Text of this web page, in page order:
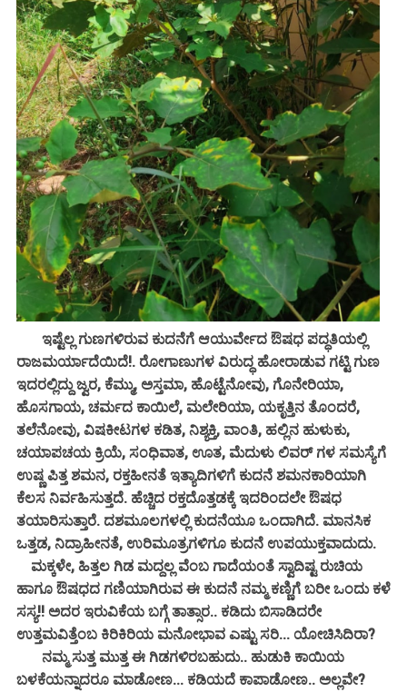
ಇಷ್ಟೆಲ್ಲ ಗುಣಗಳಿರುವ ಕುದನೆಗೆ ಆಯುರ್ವೇದ ಔಷಧ ಪದ್ಧತಿಯಲ್ಲಿ
ರಾಜಮರ್ಯಾದೆಯಿದೆ!. ರೋಗಾಣುಗಳ ವಿರುದ್ಧ ಹೋರಾಡುವ ಗಟ್ಟಿ ಗುಣ
ಇದರಲ್ಲಿದ್ದು ಜ್ವರ, ಕೆಮ್ಮು, ಅಸ್ತಮಾ, ಹೊಟ್ಟೆನೋವು, ಗೊನೇರಿಯಾ,
ಹೊಸಗಾಯ, ಚರ್ಮದ ಕಾಯಿಲೆ, ಮಲೇರಿಯಾ, ಯಕೃತ್ತಿನ ತೊಂದರೆ,
ತಲೆನೋವು, ವಿಷಕೀಟಗಳ ಕಡಿತ, ನಿಶ್ಯಕ್ತಿ, ವಾಂತಿ, ಹಲ್ಲಿನ ಹುಳುಕು,
ಚಯಾಪಚಯ ಕ್ರಿಯೆ, ಸಂಧಿವಾತ, ಊತ, ಮೆದುಳು ಲಿವರ್ ಗಳ ಸಮಸ್ಯೆಗೆ
ಉಷ್ಣ ಪಿತ್ತ ಶಮನ, ರಕ್ತಹೀನತೆ ಇತ್ಯಾದಿಗಳಿಗೆ ಕುದನೆ ಶಮನಕಾರಿಯಾಗಿ
ಕೆಲಸ ನಿರ್ವಹಿಸುತ್ತದೆ. ಹೆಚ್ಚಿದ ರಕ್ತದೊತ್ತಡಕ್ಕೆ ಇದರಿಂದಲೇ ಔಷಧ
ತಯಾರಿಸುತ್ತಾರೆ. ದಶಮೂಲಗಳಲ್ಲಿ ಕುದನೆಯೂ ಒಂದಾಗಿದೆ. ಮಾನಸಿಕ
ಒತ್ತಡ, ನಿದ್ರಾಹೀನತೆ, ಉರಿಮೂತ್ರಗಳಿಗೂ ಕುದನೆ ಉಪಯುಕ್ತವಾದುದು.
ಮಕ್ಕಳೇ, ಹಿತ್ತಲ ಗಿಡ ಮದ್ದಲ್ಲ ವೆಂಬ ಗಾದೆಯಂತೆ ಸ್ವಾದಿಷ್ಟ ರುಚಿಯ
ಹಾಗೂ ಔಷಧದ ಗಣಿಯಾಗಿರುವ ಈ ಕುದನೆ ನಮ್ಮ ಕಣ್ಣಿಗೆ ಬರೀ ಒಂದು ಕಳೆ
ಸಸ್ಯ!! ಅದರ ಇರುವಿಕೆಯ ಬಗ್ಗೆ ತಾತ್ಸಾರ.. ಕಡಿದು ಬಿಸಾಡಿದರೇ
ಉತ್ತಮವಿತ್ತೆಂಬ ಕಿರಿಕಿರಿಯ ಮನೋಭಾವ ಎಷ್ಟು ಸರಿ... ಯೋಚಿಸಿದಿರಾ?
ನಮ್ಮ ಸುತ್ತ ಮುತ್ತ ಈ ಗಿಡಗಳಿರಬಹುದು.. ಹುಡುಕಿ ಕಾಯಿಯ
ಬಳಕೆಯನ್ನಾದರೂ ಮಾಡೋಣ... ಕಡಿಯದೆ ಕಾಪಾಡೋಣ.. ಅಲ್ಲವೇ?